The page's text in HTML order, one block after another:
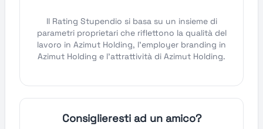
Il Rating Stupendio si basa su un insieme di
parametri proprietari che riflettono la qualità del
lavoro in Azimut Holding, l'employer branding in
Azimut Holding e l'attrattività di Azimut Holding.
Consiglieresti ad un amico?